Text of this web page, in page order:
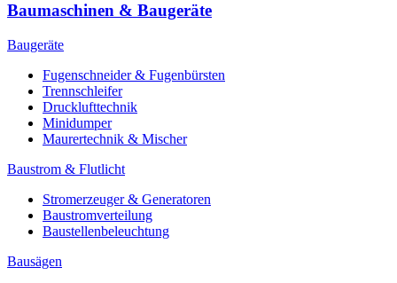
Baumaschinen & Baugeräte
Baugeräte
Fugenschneider & Fugenbürsten
Trennschleifer
Drucklufttechnik
Minidumper
Maurertechnik & Mischer
Baustrom & Flutlicht
Stromerzeuger & Generatoren
Baustromverteilung
Baustellenbeleuchtung
Bausägen